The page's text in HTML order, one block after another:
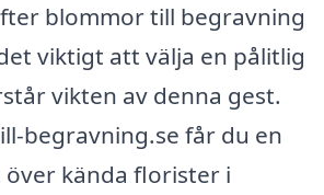
blommor till begravning
viktigt att välja en pålitlig
vikten av denna gest.
begravning.se får du en
över kända florister i